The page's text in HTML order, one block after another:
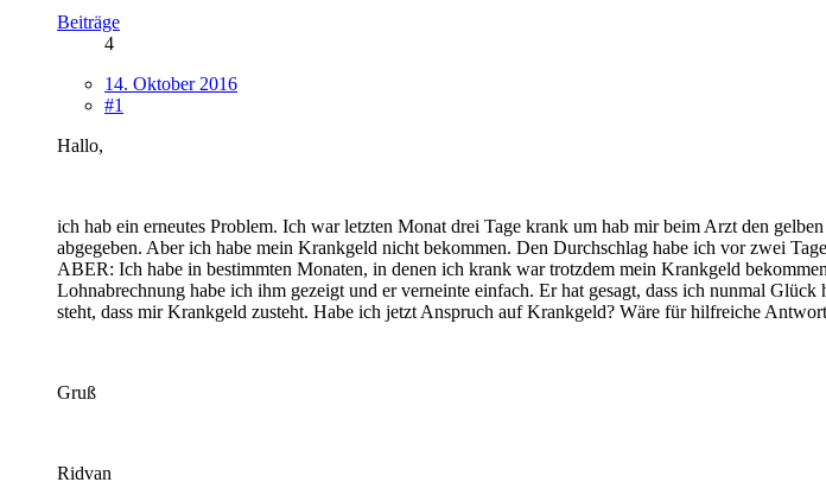
Beiträge
4
14. Oktober 2016
#1
Hallo,
ich hab ein erneutes Problem. Ich war letzten Monat drei Tage krank um hab mir beim Arzt den
abgegeben. Aber ich habe mein Krankgeld nicht bekommen. Den Durchschlag habe ich vor zwei
ABER: Ich habe in bestimmten Monaten, in denen ich krank war trotzdem mein Krankgeld
Lohnabrechnung habe ich ihm gezeigt und er verneinte einfach. Er hat gesagt, dass ich nunmal
steht, dass mir Krankgeld zusteht. Habe ich jetzt Anspruch auf Krankgeld? Wäre für hilfreiche
Gruß
Ridvan